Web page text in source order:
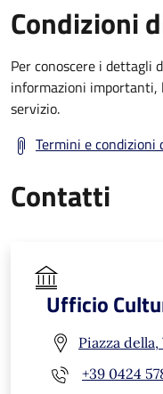
Condizioni
Per conoscere i dettagli
informazioni importanti,
servizio.
Termini e condizioni
Contatti
Ufficio
Piazza
+39 0424